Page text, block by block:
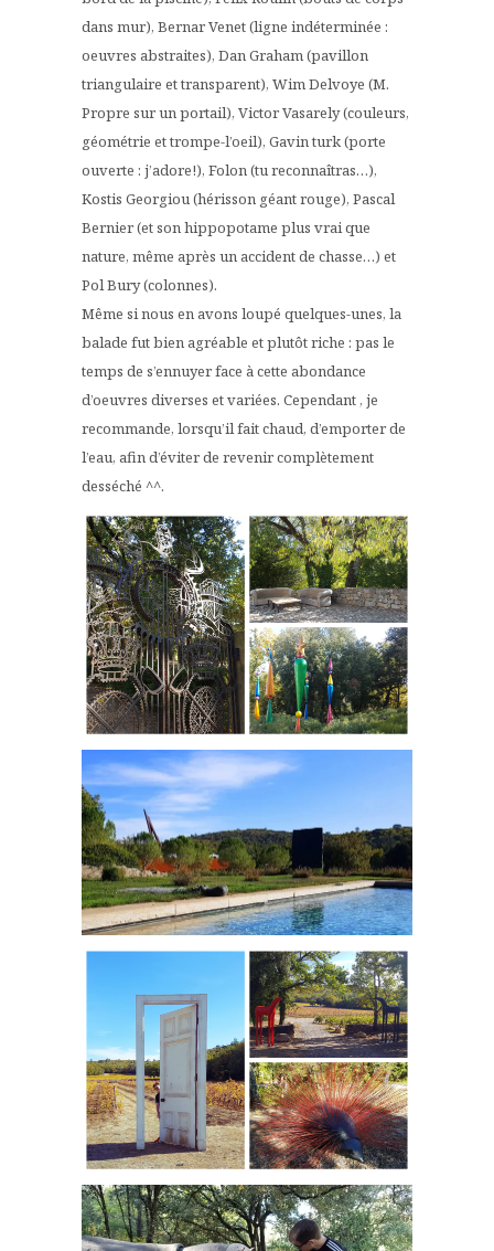
dans mur), Bernar Venet (ligne indéterminée :
oeuvres abstraites), Dan Graham (pavillon
triangulaire et transparent), Wim Delvoye (M.
Propre sur un portail), Victor Vasarely (couleurs,
géométrie et trompe-l’oeil), Gavin turk (porte
ouverte : j’adore!), Folon (tu reconnaîtras…),
Kostis Georgiou (hérisson géant rouge), Pascal
Bernier (et son hippopotame plus vrai que
nature, même après un accident de chasse…) et
Pol Bury (colonnes).
Même si nous en avons loupé quelques-unes, la
balade fut bien agréable et plutôt riche : pas le
temps de s’ennuyer face à cette abondance
d’oeuvres diverses et variées. Cependant , je
recommande, lorsqu’il fait chaud, d’emporter de
l’eau, afin d’éviter de revenir complètement
desséché ^^.